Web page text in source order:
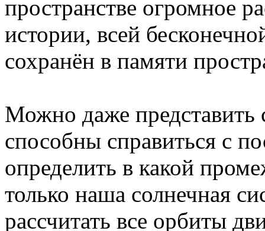
пространстве огромное
истории, всей
сохранён в памяти
Можно даже представить
способны справиться с
определить в какой
только наша солнечная
рассчитать все орбиты